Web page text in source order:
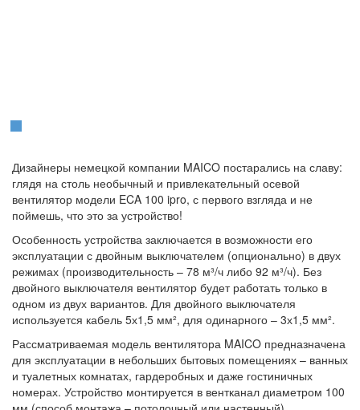
Дизайнеры немецкой компании MAICO постарались на славу:
глядя на столь необычный и привлекательный осевой
вентилятор модели ECA 100 ipro, с первого взгляда и не
поймешь, что это за устройство!
Особенность устройства заключается в возможности его
эксплуатации с двойным выключателем (опционально) в двух
режимах (производительность – 78 м³/ч либо 92 м³/ч). Без
двойного выключателя вентилятор будет работать только в
одном из двух вариантов. Для двойного выключателя
используется кабель 5х1,5 мм², для одинарного – 3х1,5 мм².
Рассматриваемая модель вентилятора MAICO предназначена
для эксплуатации в небольших бытовых помещениях – ванных
и туалетных комнатах, гардеробных и даже гостиничных
номерах. Устройство монтируется в вентканал диаметром 100